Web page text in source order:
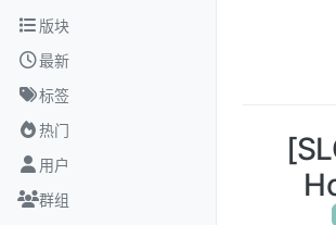
跳转至内容
版块
最新
标签
热门
用户
群组